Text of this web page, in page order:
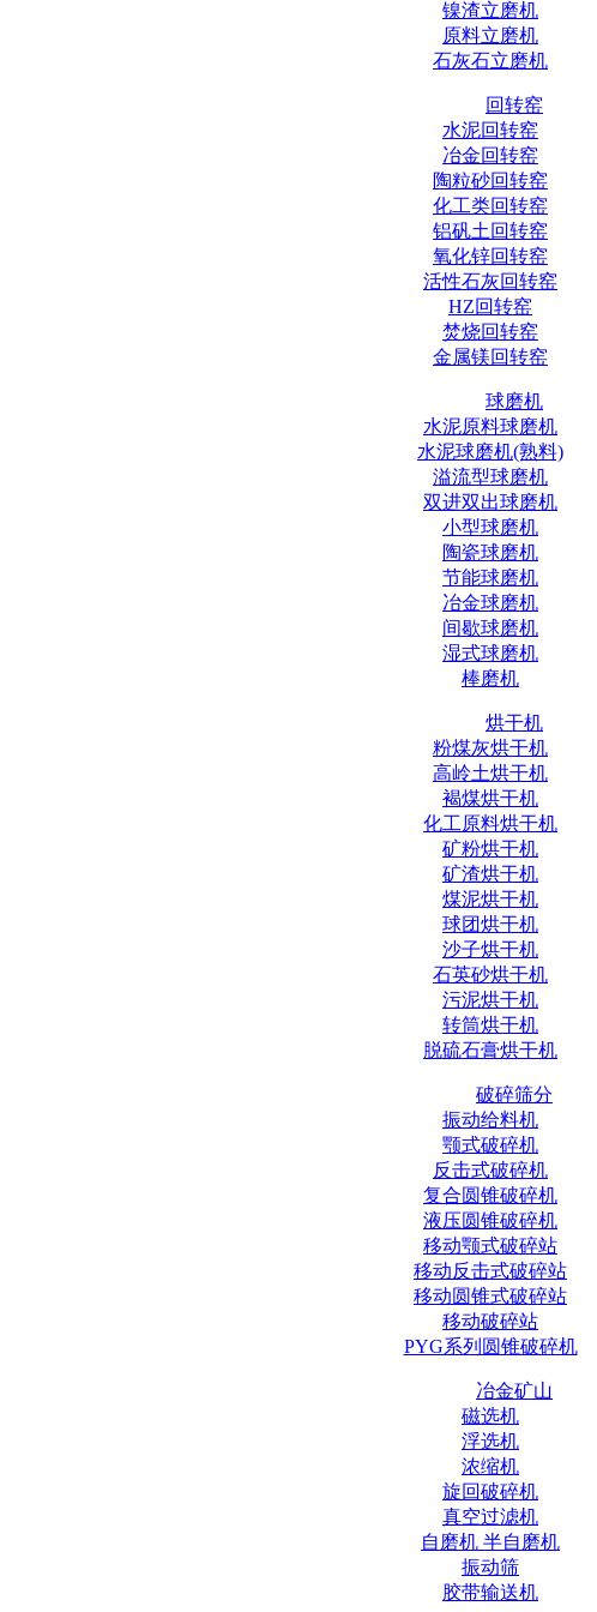
镍渣立磨机
原料立磨机
石灰石立磨机
回转窑
水泥回转窑
冶金回转窑
陶粒砂回转窑
化工类回转窑
铝矾土回转窑
氧化锌回转窑
活性石灰回转窑
HZ回转窑
焚烧回转窑
金属镁回转窑
球磨机
水泥原料球磨机
水泥球磨机(熟料)
溢流型球磨机
双进双出球磨机
小型球磨机
陶瓷球磨机
节能球磨机
冶金球磨机
间歇球磨机
湿式球磨机
棒磨机
烘干机
粉煤灰烘干机
高岭土烘干机
褐煤烘干机
化工原料烘干机
矿粉烘干机
矿渣烘干机
煤泥烘干机
球团烘干机
沙子烘干机
石英砂烘干机
污泥烘干机
转筒烘干机
脱硫石膏烘干机
破碎筛分
振动给料机
颚式破碎机
反击式破碎机
复合圆锥破碎机
液压圆锥破碎机
移动颚式破碎站
移动反击式破碎站
移动圆锥式破碎站
移动破碎站
PYG系列圆锥破碎机
冶金矿山
磁选机
浮选机
浓缩机
旋回破碎机
真空过滤机
自磨机 半自磨机
振动筛
胶带输送机